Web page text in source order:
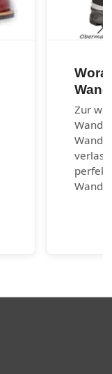
Zur
perfekt